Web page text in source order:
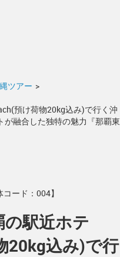
ツアー >
預け荷物20kg込み)で行く沖
融合した独特の魅力『那覇東
ード：004】
の駅近ホテ
20kg込み)で行